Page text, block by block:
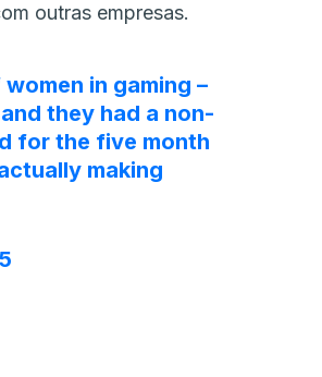
outras empresas.
in gaming –
they had a non-
for the five month
making